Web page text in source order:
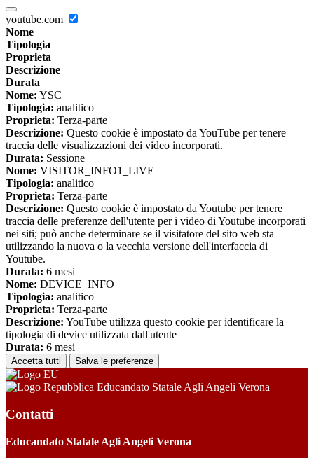
youtube.com
Nome
Tipologia
Proprieta
Descrizione
Durata
Nome: YSC
Tipologia: analitico
Proprieta: Terza-parte
Descrizione: Questo cookie è impostato da YouTube per tenere
traccia delle visualizzazioni dei video incorporati.
Durata: Sessione
Nome: VISITOR_INFO1_LIVE
Tipologia: analitico
Proprieta: Terza-parte
Descrizione: Questo cookie è impostato da Youtube per tenere
traccia delle preferenze dell'utente per i video di Youtube incorporati
nei siti; può anche determinare se il visitatore del sito web sta
utilizzando la nuova o la vecchia versione dell'interfaccia di
Youtube.
Durata: 6 mesi
Nome: DEVICE_INFO
Tipologia: analitico
Proprieta: Terza-parte
Descrizione: YouTube utilizza questo cookie per identificare la
tipologia di device utilizzata dall'utente
Durata: 6 mesi
Accetta tutti Salva le preferenze
Educandato Statale Agli Angeli Verona
Contatti
Educandato Statale Agli Angeli Verona